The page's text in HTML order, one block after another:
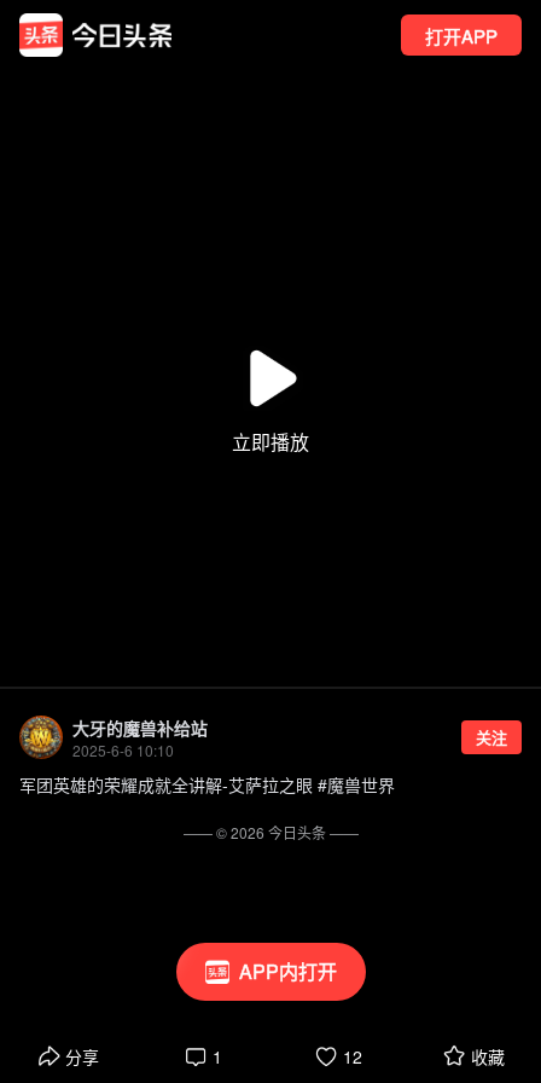
打开APP
APP内打开
大牙的魔兽补给站
2025-6-6 10:10
关注
军团英雄的荣耀成就全讲解-艾萨拉之眼 #魔兽世界
分享 1 12 收藏
—— ©2026 今日头条——